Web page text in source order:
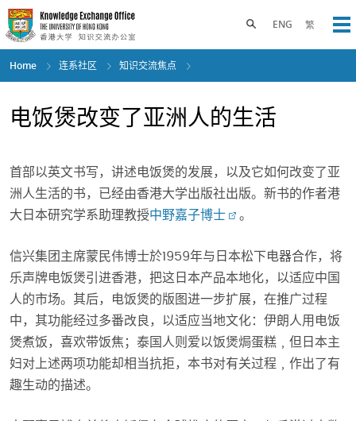
Skip
to
main
content
ENG 繁
Toggle search panel
Home 连系社区 知识交流焦点
电饭煲改变了亚洲人的生活
首部以英文书写，讲述电饭煲的发展，以及它如何改变了亚
洲人生活的书，已经由香港大学出版社出版。新书的作者港
大日本研究学系助理教授中野嘉子博士 。
信兴集团主席蒙民伟博士於1959年与日本松下电器合作，将
乐声牌电饭煲引进香港，把这日本产品本地化，以适应中国
人的市场。其后，电饭煲的版图进一步扩展，在推广过程
中，其功能经过多番改良，以适应当地文化：伊朗人用电饭
煲煮饭，喜欢带饭焦；泰国人则爱以饭煲焗蛋糕﹐但日本主
妇对上述两项功能却相当抗拒，本书对有关过程﹐作出了有
趣生动的描述。